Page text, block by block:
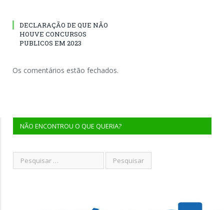
DECLARAÇÃO DE QUE NÃO
HOUVE CONCURSOS
PUBLICOS EM 2023
Os comentários estão fechados.
NÃO ENCONTROU O QUE QUERIA?